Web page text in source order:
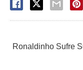
Ronaldinho Sufre